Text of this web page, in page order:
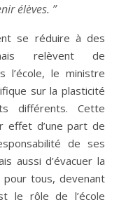
élèves. ”
se réduire à des
relèvent de
l’école, le ministre
sur la plasticité
différents. Cette
effet d’une part de
de ses
aussi d’évacuer la
pour tous, devenant
le rôle de l’école